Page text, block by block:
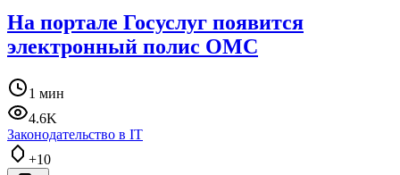
На портале Госуслуг появится
электронный полис ОМС
1 мин
4.6K
Законодательство в IT
+10